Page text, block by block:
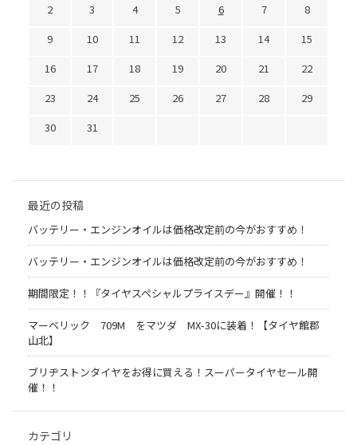
2
3 4 5 6 7
8
9
10 11 12 13 14
15
16
17 18 19 20 21
22
23
24 25 26 27 28
29
30
31
最近の投稿
バッテリー・エンジンオイルは価格改定前の今がおすすめ！
バッテリー・エンジンオイルは価格改定前の今がおすすめ！
期間限定！！『タイヤスペシャルプライスデー』開催！！
マーベリック 709M をマツダ MX-30に装着！【タイヤ館郡
山北】
ブリヂストンタイヤをお得に買える！スーパータイヤセール開
催！！
カテゴリ